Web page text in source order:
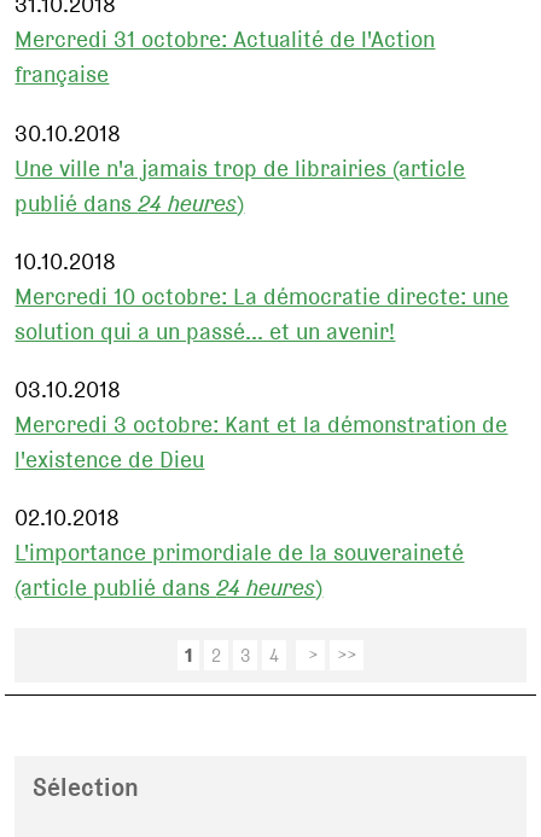
Mercredi 31 octobre: Actualité de l'Action
française
30.10.2018
Une ville n'a jamais trop de librairies (article
publié dans24 heures)
10.10.2018
Mercredi 10 octobre: La démocratie directe: une
solution qui a un passé... et un avenir!
03.10.2018
Mercredi 3 octobre: Kant et la démonstration de
l'existence de Dieu
02.10.2018
L'importance primordiale de la souveraineté
(article publié dans24 heures)
1 2 3 4 > >>
Sélection